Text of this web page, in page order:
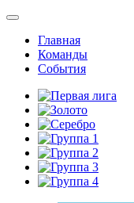
Главная
Команды
События